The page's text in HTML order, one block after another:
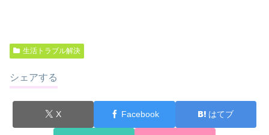
生活トラブル解決
シェアする
X Facebook はてブ